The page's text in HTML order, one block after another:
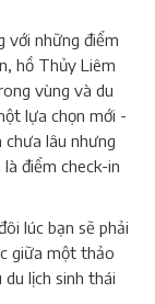
với những điểm
hồ Thủy Liêm
vùng và du
lựa chọn mới -
lâu nhưng
điểm check-in
lúc bạn sẽ phải
giữa một thảo
lịch sinh thái